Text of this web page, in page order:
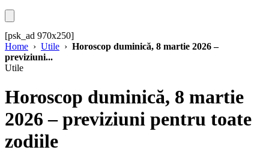
[psk_ad 970x250]
Home › Utile › Horoscop duminică, 8 martie 2026 –
previziuni...
Utile
Horoscop duminică, 8 martie
2026 – previziuni pentru toate
zodiile